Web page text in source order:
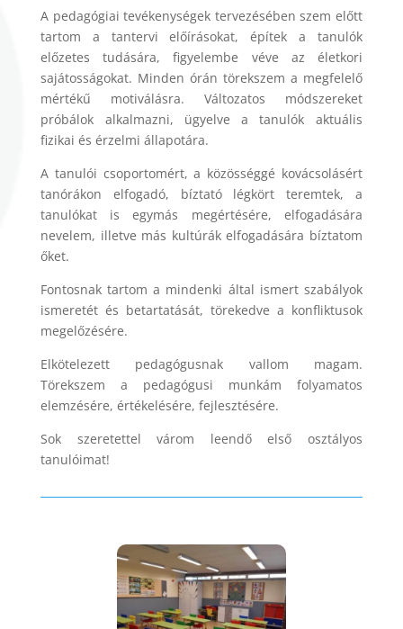
A pedagógiai tevékenységek tervezésében szem előtt
tartom a tantervi előírásokat, építek a tanulók
előzetes tudására, figyelembe véve az életkori
sajátosságokat. Minden órán törekszem a megfelelő
mértékű motiválásra. Változatos módszereket
próbálok alkalmazni, ügyelve a tanulók aktuális
fizikai és érzelmi állapotára.
A tanulói csoportomért, a közösséggé kovácsolásért
tanórákon elfogadó, bíztató légkört teremtek, a
tanulókat is egymás megértésére, elfogadására
nevelem, illetve más kultúrák elfogadására bíztatom
őket.
Fontosnak tartom a mindenki által ismert szabályok
ismeretét és betartatását, törekedve a konfliktusok
megelőzésére.
Elkötelezett pedagógusnak vallom magam.
Törekszem a pedagógusi munkám folyamatos
elemzésére, értékelésére, fejlesztésére.
Sok szeretettel várom leendő első osztályos
tanulóimat!